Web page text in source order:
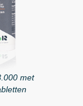
met